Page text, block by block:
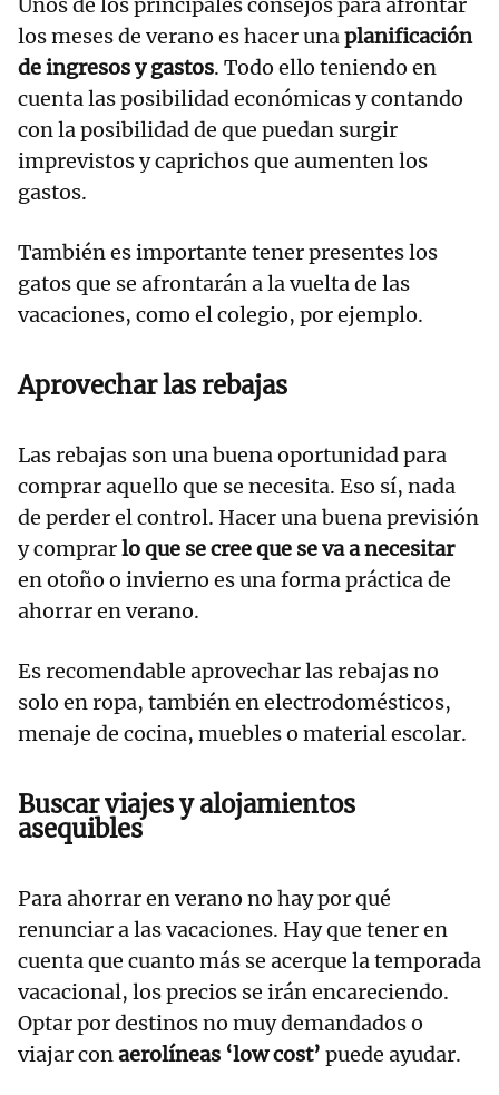
Unos de los principales consejos para afrontar
los meses de verano es hacer unaplanificación
de ingresos y gastos. Todo ello teniendo en
cuenta las posibilidad económicas y contando
con la posibilidad de que puedan surgir
imprevistos y caprichos que aumenten los
gastos.
También es importante tener presentes los
gatos que se afrontarán a la vuelta de las
vacaciones, como el colegio, por ejemplo.
Aprovechar las rebajas
Las rebajas son una buena oportunidad para
comprar aquello que se necesita. Eso sí, nada
de perder el control. Hacer una buena previsión
y comprarlo que se cree que se va a necesitar
en otoño o invierno es una forma práctica de
ahorrar en verano.
Es recomendable aprovechar las rebajas no
solo en ropa, también en electrodomésticos,
menaje de cocina, muebles o material escolar.
Buscar viajes y alojamientos
asequibles
Para ahorrar en verano no hay por qué
renunciar a las vacaciones. Hay que tener en
cuenta que cuanto más se acerque la temporada
vacacional, los precios se irán encareciendo.
Optar por destinos no muy demandados o
viajar conaerolíneas ‘low cost’ puede ayudar.